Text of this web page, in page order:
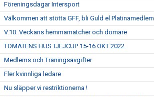
Föreningsdagar Intersport
Välkommen att stötta GFF, bli Guld el Platinamedlem
V.10: Veckans hemmamatcher och domare
TOMATENS HUS TJEJCUP 15-16 OKT 2022
Medlems och Träningsavgifter
Fler kvinnliga ledare
Nu släpper vi restriktionerna !